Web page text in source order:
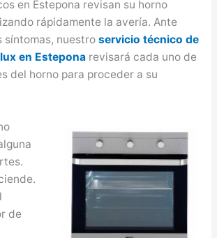
en Estepona revisan su horno
rápidamente la avería. Ante
síntomas, nuestro servicio técnico de
en Esteponarevisará cada uno de
del horno para proceder a su
de